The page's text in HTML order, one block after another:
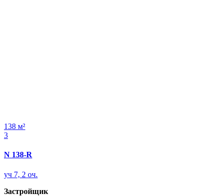
138 м²
3
N 138-R
уч 7, 2 оч.
Застройщик